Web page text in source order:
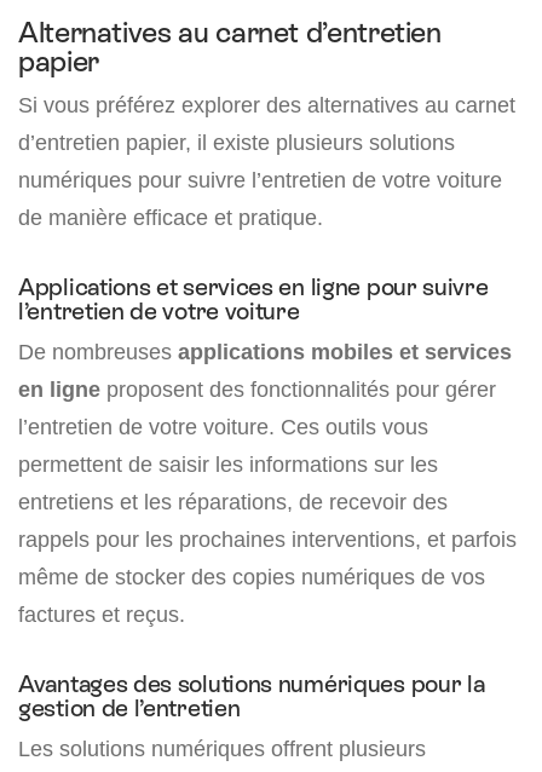
Alternatives au carnet d’entretien
papier
Si vous préférez explorer des alternatives au carnet
d’entretien papier, il existe plusieurs solutions
numériques pour suivre l’entretien de votre voiture
de manière efficace et pratique.
Applications et services en ligne pour suivre
l’entretien de votre voiture
De nombreuses applications mobiles et services
en ligne proposent des fonctionnalités pour gérer
l’entretien de votre voiture. Ces outils vous
permettent de saisir les informations sur les
entretiens et les réparations, de recevoir des
rappels pour les prochaines interventions, et parfois
même de stocker des copies numériques de vos
factures et reçus.
Avantages des solutions numériques pour la
gestion de l’entretien
Les solutions numériques offrent plusieurs